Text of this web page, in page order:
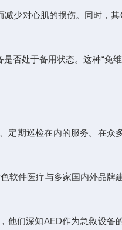
少对心肌的损伤。同时，其
否处于备用状态。这种“免维
定期巡检在内的服务。在众
软件医疗与多家国内外品牌
们深知AED作为急救设备